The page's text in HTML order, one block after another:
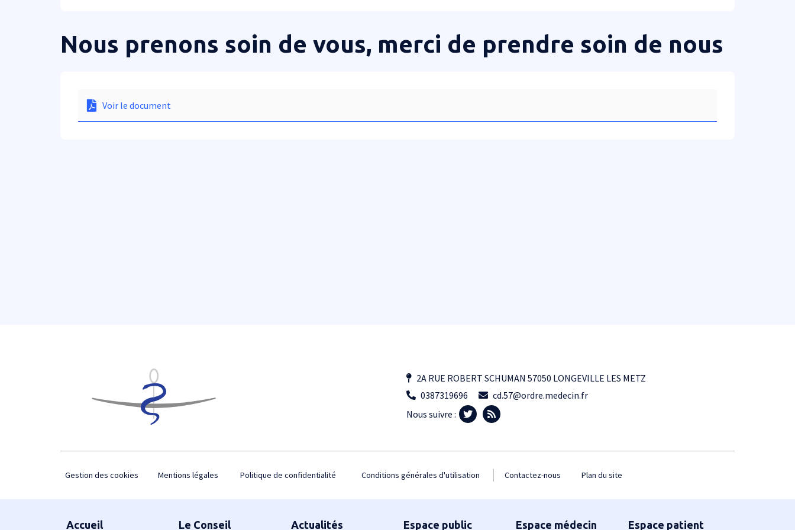
Nous prenons soin de vous, merci de prendre soin de nous
Voir le document
2A RUE ROBERT SCHUMAN 57050 LONGEVILLE LES METZ
0387319696
cd.57@ordre.medecin.fr
Nous suivre :
Gestion des cookies Mentions légales Politique de confidentialité Conditions générales d'utilisation Contactez-nous Plan du site
Accueil Le Conseil Actualités Espace public Espace médecin Espace patient